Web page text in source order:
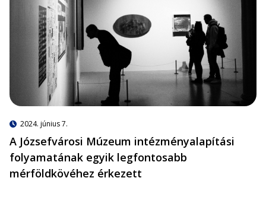
2024. június 7.
A Józsefvárosi Múzeum intézményalapítási
folyamatának egyik legfontosabb
mérföldkövéhez érkezett